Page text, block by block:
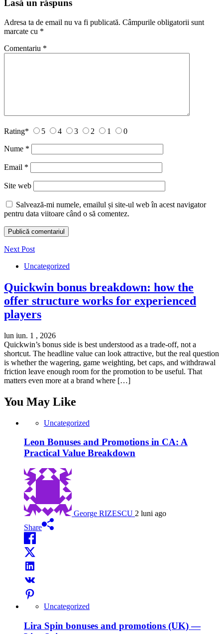
Lasă un răspuns
Adresa ta de email nu va fi publicată. Câmpurile obligatorii sunt
marcate cu *
Comentariu *
Rating* 5 4 3 2 1 0
Nume *
Email *
Site web
Salvează-mi numele, emailul și site-ul web în acest navigator
pentru data viitoare când o să comentez.
Next Post
Uncategorized
Quickwin bonus breakdown: how the
offer structure works for experienced
players
lun iun. 1 , 2026
Quickwin’s bonus side is best understood as a trade-off, not a
shortcut. The headline value can look attractive, but the real question
is whether the wagering, game weighting, bet caps, and withdrawal
friction leave enough room for the promotion to be useful. That
matters even more at a brand where […]
You May Like
Uncategorized
Leon Bonuses and Promotions in CA: A
Practical Value Breakdown
George RIZESCU 2 luni ago
Share
Uncategorized
Lira Spin bonuses and promotions (UK) —